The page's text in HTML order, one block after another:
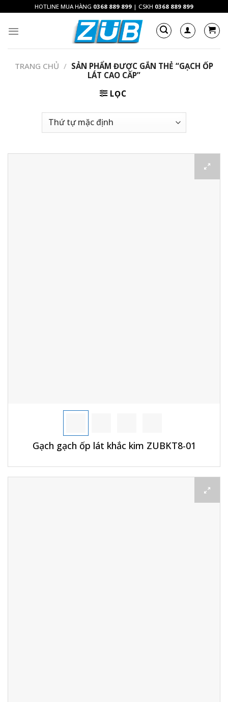
content
HOTLINE MUA HÀNG 0368 889 899 | CSKH 0368 889 899
TRANG CHỦ / SẢN PHẨM ĐƯỢC GẮN THẺ “GẠCH ỐP
LÁT CAO CẤP”
LỌC
Gạch gạch ốp lát khắc kim ZUBKT8-01